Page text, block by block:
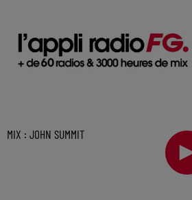
MIX : JOHN SUMMIT